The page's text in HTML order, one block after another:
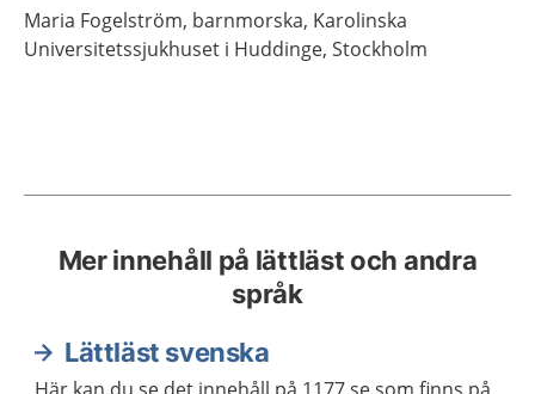
Maria Fogelström, barnmorska, Karolinska
Universitetssjukhuset i Huddinge, Stockholm
Mer innehåll på lättläst och andra
språk
Lättläst svenska